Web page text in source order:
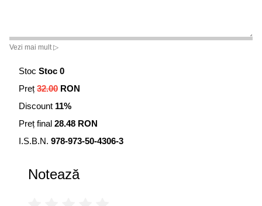
Vezi mai mult ▷
Stoc Stoc 0
Preț 32.00 RON
Discount 11%
Preț final 28.48 RON
I.S.B.N. 978-973-50-4306-3
Notează